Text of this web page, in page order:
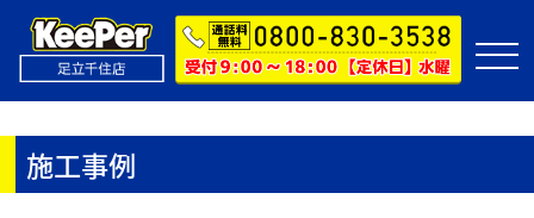
施工事例